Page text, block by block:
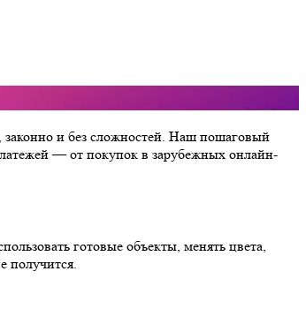
законно и без сложностей. Наш пошаговый
— от покупок в зарубежных онлайн-
готовые объекты, менять цвета,
получится.